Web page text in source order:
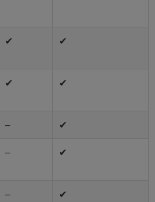
✔ ✔
✔ ✔
– ✔
– ✔
– ✔